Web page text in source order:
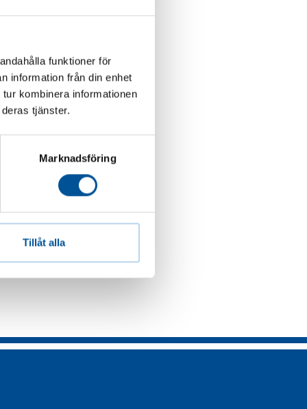
funktioner för
information från din enhet
kombinera informationen
tjänster.
Marknadsföring
Tillåt alla